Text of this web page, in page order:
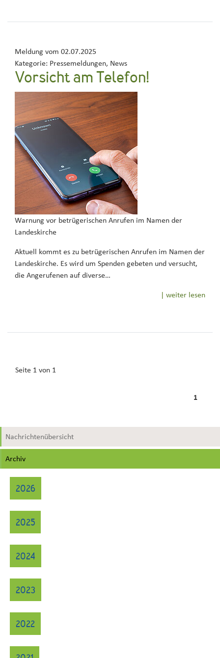
Nachrichtenübersicht
Archiv
2026
2025
2024
2023
2022
Meldung vom 02.07.2025
Kategorie: Pressemeldungen, News
Vorsicht am Telefon!
Warnung vor betrügerischen Anrufen im Namen der
Landeskirche
Aktuell kommt es zu betrügerischen Anrufen im Namen der
Landeskirche. Es wird um Spenden gebeten und versucht,
die Angerufenen auf diverse…
| weiter lesen
Seite 1 von 1
1